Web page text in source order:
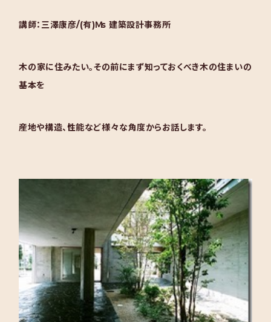
講師：三澤康彦/(有)Ｍs 建築設計事務所
木の家に住みたい。その前にまず知っておくべき木の住まいの
基本を
産地や構造、性能など様々な角度からお話します。